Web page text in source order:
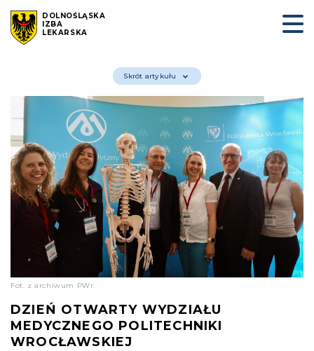
DOLNOŚLĄSKA
IZBA
LEKARSKA
Skrót artykułu
Fot. z archiwum PWr.
DZIEŃ OTWARTY WYDZIAŁU
MEDYCZNEGO POLITECHNIKI
WROCŁAWSKIEJ